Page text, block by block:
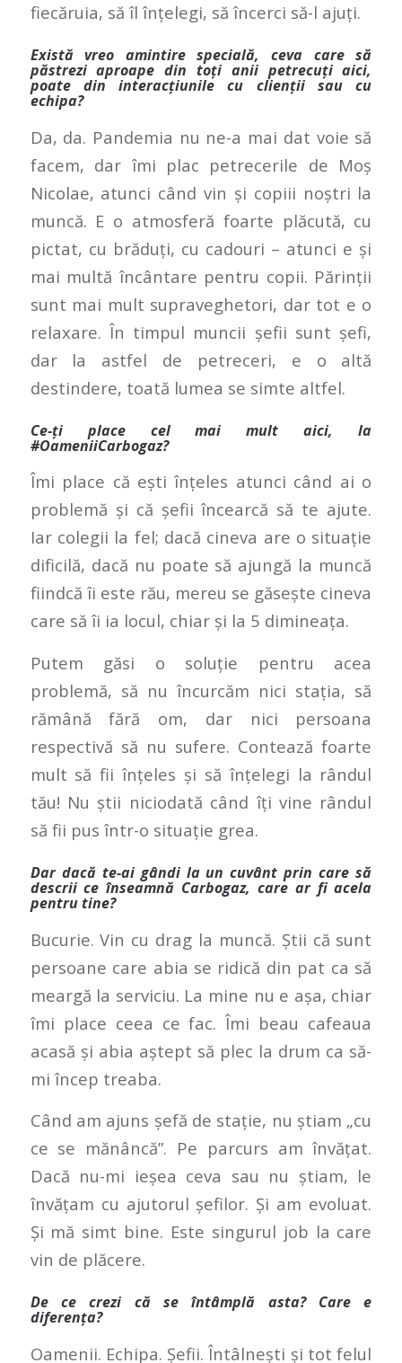
fiecăruia, să îl înțelegi, să încerci să-l ajuți.
Există vreo amintire specială, ceva care să
păstrezi aproape din toți anii petrecuți aici,
poate din interacțiunile cu clienții sau cu
echipa?
Da, da. Pandemia nu ne-a mai dat voie să
facem, dar îmi plac petrecerile de Moș
Nicolae, atunci când vin și copiii noștri la
muncă. E o atmosferă foarte plăcută, cu
pictat, cu brăduți, cu cadouri – atunci e și
mai multă încântare pentru copii. Părinții
sunt mai mult supraveghetori, dar tot e o
relaxare. În timpul muncii șefii sunt șefi,
dar la astfel de petreceri, e o altă
destindere, toată lumea se simte altfel.
Ce-ți place cel mai mult aici, la
#OameniiCarbogaz?
Îmi place că ești înțeles atunci când ai o
problemă și că șefii încearcă să te ajute.
Iar colegii la fel; dacă cineva are o situație
dificilă, dacă nu poate să ajungă la muncă
fiindcă îi este rău, mereu se găsește cineva
care să îi ia locul, chiar și la 5 dimineața.
Putem găsi o soluție pentru acea
problemă, să nu încurcăm nici stația, să
rămână fără om, dar nici persoana
respectivă să nu sufere. Contează foarte
mult să fii înțeles și să înțelegi la rândul
tău! Nu știi niciodată când îți vine rândul
să fii pus într-o situație grea.
Dar dacă te-ai gândi la un cuvânt prin care să
descrii ce înseamnă Carbogaz, care ar fi acela
pentru tine?
Bucurie. Vin cu drag la muncă. Știi că sunt
persoane care abia se ridică din pat ca să
meargă la serviciu. La mine nu e așa, chiar
îmi place ceea ce fac. Îmi beau cafeaua
acasă și abia aștept să plec la drum ca să-
mi încep treaba.
Când am ajuns șefă de stație, nu știam „cu
ce se mănâncă”. Pe parcurs am învățat.
Dacă nu-mi ieșea ceva sau nu știam, le
învățam cu ajutorul șefilor. Și am evoluat.
Și mă simt bine. Este singurul job la care
vin de plăcere.
De ce crezi că se întâmplă asta? Care e
diferența?
Oamenii. Echipa. Șefii. Întâlnești și tot felul